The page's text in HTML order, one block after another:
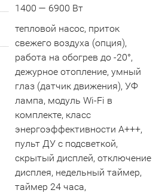
1400 — 6900 Вт
тепловой насос, приток
свежего воздуха (опция),
работа на обогрев до -20°,
дежурное отопление, умный
глаз (датчик движения), УФ
лампа, модуль Wi-Fi в
комплекте, класс
энергоэффективности А+++,
пульт ДУ с подсветкой,
скрытый дисплей, отключение
дисплея, недельный таймер,
таймер 24 часа,